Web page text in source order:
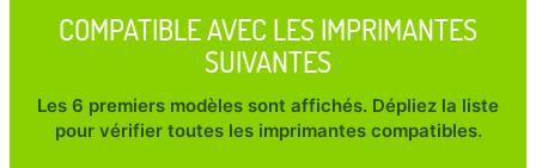
COMPATIBLE AVEC LES IMPRIMANTES
SUIVANTES
Les 6 premiers modèles sont affichés. Dépliez la liste
pour vérifier toutes les imprimantes compatibles.